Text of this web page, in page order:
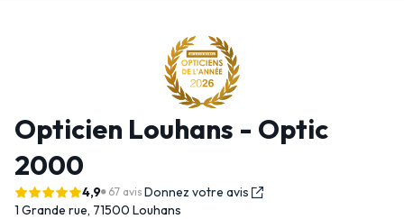
Opticien Louhans - Optic
2000
4,9 67 avis Donnez votre avis
1 Grande rue, 71500 Louhans